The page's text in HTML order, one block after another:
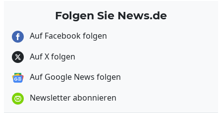
Folgen Sie News.de
Auf Facebook folgen
Auf X folgen
Auf Google News folgen
Newsletter abonnieren